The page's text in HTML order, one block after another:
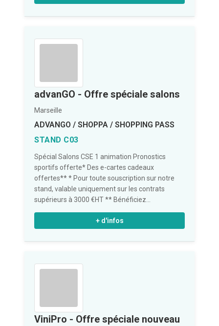
advanGO - Offre spéciale salons
Marseille
ADVANGO / SHOPPA / SHOPPING PASS
STAND C03
Spécial Salons CSE 1 animation Pronostics
sportifs offerte* Des e-cartes cadeaux
offertes** * Pour toute souscription sur notre
stand, valable uniquement sur les contrats
supérieurs à 3000 €HT ** Bénéficiez...
+ d'infos
ViniPro - Offre spéciale nouveau